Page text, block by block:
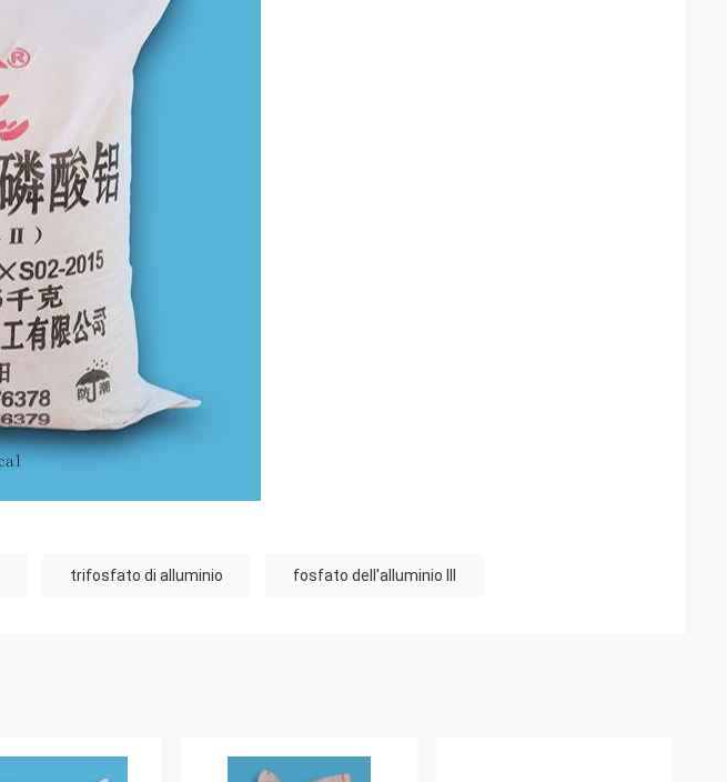
trifosfato di alluminio fosfato dell'alluminio III